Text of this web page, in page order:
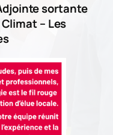
sortante
– Les